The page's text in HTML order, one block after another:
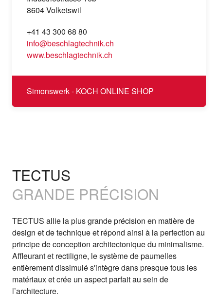
8604 Volketswil
+41 43 300 68 80
info@beschlagtechnik.ch
www.beschlagtechnik.ch
Simonswerk - KOCH ONLINE SHOP
TECTUS
GRANDE PRÉCISION
TECTUS allie la plus grande précision en matière de
design et de technique et répond ainsi à la perfection au
principe de conception architectonique du minimalisme.
Affleurant et rectiligne, le système de paumelles
entièrement dissimulé s'intègre dans presque tous les
matériaux et crée un aspect parfait au sein de
l’architecture.